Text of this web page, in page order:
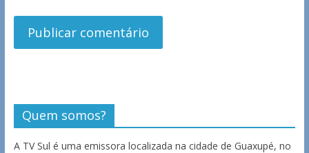
Quem somos?
A TV Sul é uma emissora localizada na cidade de Guaxupé, no